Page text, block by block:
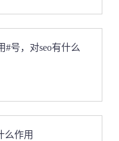
#号，对seo有什么
么作用